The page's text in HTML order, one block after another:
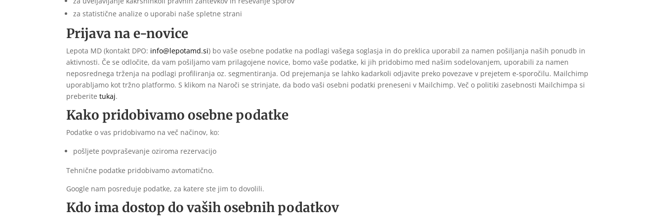
za statistične analize o uporabi naše spletne strani
Prijava na e-novice
Lepota MD (kontakt DPO: info@lepotamd.si) bo vaše osebne podatke na podlagi vašega soglasja in do preklica uporabil za namen pošiljanja naših ponudb in
aktivnosti. Če se odločite, da vam pošiljamo vam prilagojene novice, bomo vaše podatke, ki jih pridobimo med našim sodelovanjem, uporabili za namen
neposrednega trženja na podlagi profiliranja oz. segmentiranja. Od prejemanja se lahko kadarkoli odjavite preko povezave v prejetem e-sporočilu. Mailchimp
uporabljamo kot tržno platformo. S klikom na Naroči se strinjate, da bodo vaši osebni podatki preneseni v Mailchimp. Več o politiki zasebnosti Mailchimpa si
preberitetukaj.
Kako pridobivamo osebne podatke
Podatke o vas pridobivamo na več načinov, ko:
pošljete povpraševanje oziroma rezervacijo
Tehnične podatke pridobivamo avtomatično.
Google nam posreduje podatke, za katere ste jim to dovolili.
Kdo ima dostop do vaših osebnih podatkov